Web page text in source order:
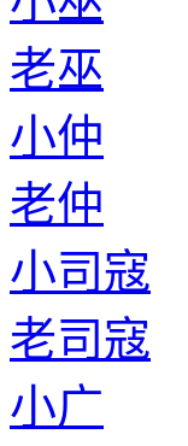
老巫
小仲
老仲
小司寇
老司寇
小广